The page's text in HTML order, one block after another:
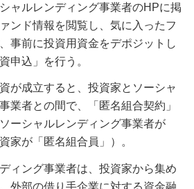
ャルレンディング事業者のHPに掲
ンド情報を閲覧し、気に入ったフ
事前に投資用資金をデポジットし
申込」を行う。
が成立すると、投資家とソーシャ
業者との間で、「匿名組合契約」
ーシャルレンディング事業者が
家が「匿名組合員」）。
ィング事業者は、投資家から集め